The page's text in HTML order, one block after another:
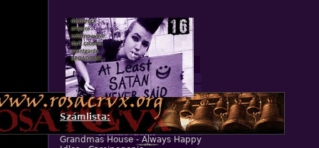
Számlista:
Grandmas House - Always Happy
ZENE
BANDÁK
DVD
INTERJÚK
FORDÍTÁSOK
DALSZÖVEGEK